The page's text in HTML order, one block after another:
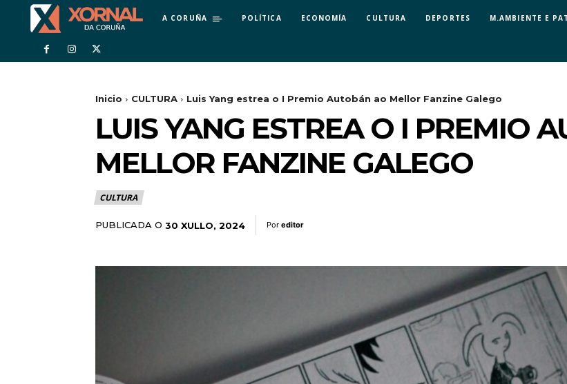
A CORUÑA POLÍTICA ECONOMÍA CULTURA DEPORTES M.AMBIENTE E
Inicio CULTURA Luis Yang estrea o I Premio Autobán ao Mellor Fanzine Galego
LUIS YANG ESTREA O I PREMIO
MELLOR FANZINE GALEGO
CULTURA
PUBLICADA O 30 XULLO, 2024 Por editor